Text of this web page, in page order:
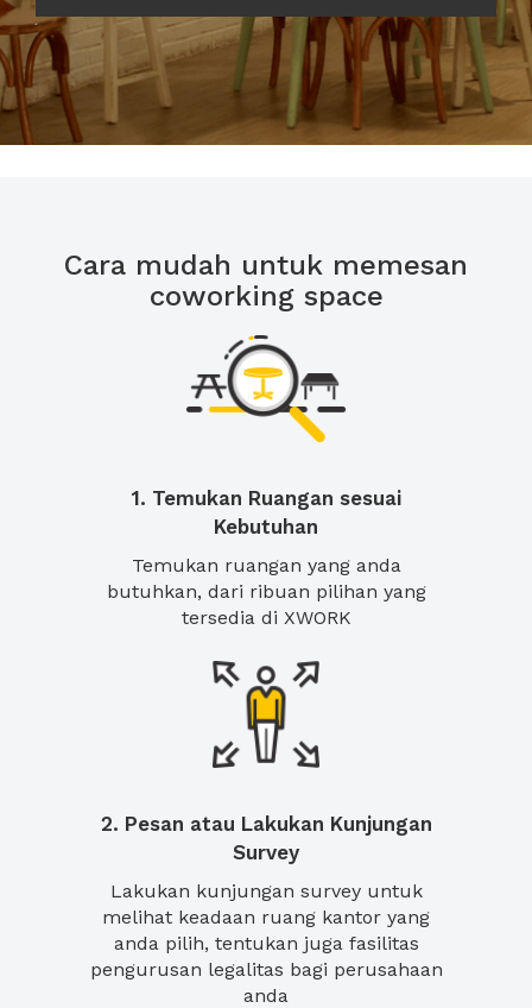
Cara mudah untuk memesan
coworking space
1. Temukan Ruangan sesuai
Kebutuhan
Temukan ruangan yang anda
butuhkan, dari ribuan pilihan yang
tersedia di XWORK
2. Pesan atau Lakukan Kunjungan
Survey
Lakukan kunjungan survey untuk
melihat keadaan ruang kantor yang
anda pilih, tentukan juga fasilitas
pengurusan legalitas bagi perusahaan
anda